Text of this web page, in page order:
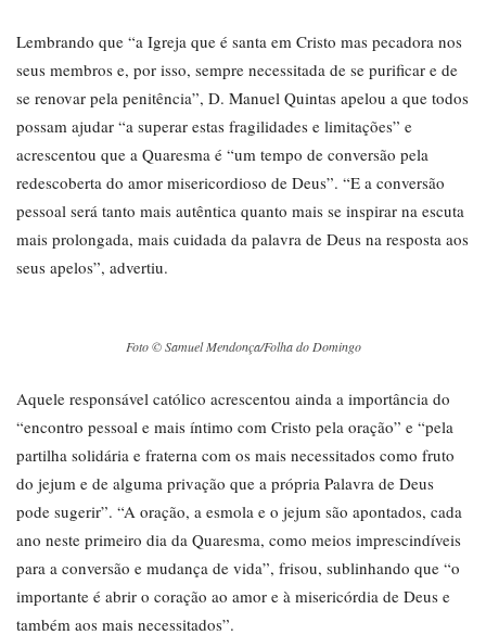
Lembrando que “a Igreja que é santa em Cristo mas pecadora nos
seus membros e, por isso, sempre necessitada de se purificar e de
se renovar pela penitência”, D. Manuel Quintas apelou a que todos
possam ajudar “a superar estas fragilidades e limitações” e
acrescentou que a Quaresma é “um tempo de conversão pela
redescoberta do amor misericordioso de Deus”. “E a conversão
pessoal será tanto mais autêntica quanto mais se inspirar na escuta
mais prolongada, mais cuidada da palavra de Deus na resposta aos
seus apelos”, advertiu.
Foto © Samuel Mendonça/Folha do Domingo
Aquele responsável católico acrescentou ainda a importância do
“encontro pessoal e mais íntimo com Cristo pela oração” e “pela
partilha solidária e fraterna com os mais necessitados como fruto
do jejum e de alguma privação que a própria Palavra de Deus
pode sugerir”. “A oração, a esmola e o jejum são apontados, cada
ano neste primeiro dia da Quaresma, como meios imprescindíveis
para a conversão e mudança de vida”, frisou, sublinhando que “o
importante é abrir o coração ao amor e à misericórdia de Deus e
também aos mais necessitados”.